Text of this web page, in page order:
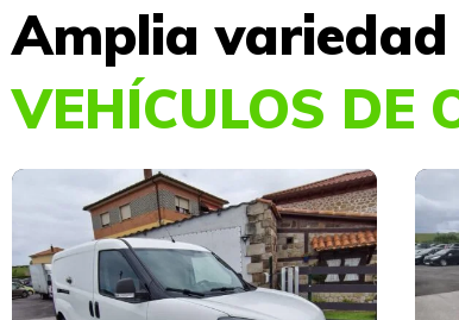
Amplia variedad
VEHÍCULOS DE